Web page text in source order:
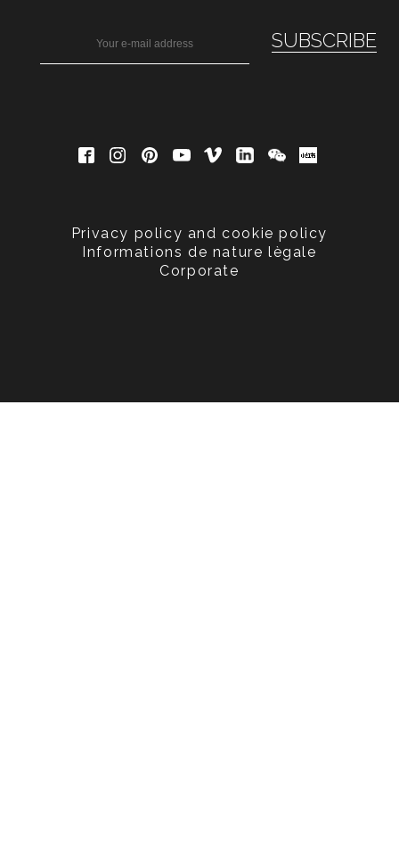
Privacy policy and cookie policy
Informations de nature lègale
Corporate